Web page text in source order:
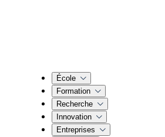
École
Formation
Recherche
Innovation
Entreprises